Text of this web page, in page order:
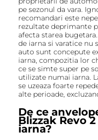
pe sezonul da vara.
recomandari este
rezultate deprimante
afecta starea
de iarna si varatice nu
auto sunt concepute
iarna, compozitia lor
ce se simte super pe
utilizate numai iarna.
se uzeaza foarte
alte perioade,
De ce
Blizzak Revo 2
iarna?